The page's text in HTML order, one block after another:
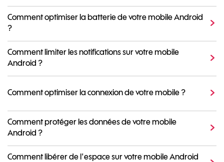
Comment optimiser la batterie de votre mobile Android
?
Comment limiter les notifications sur votre mobile
Android ?
Comment optimiser la connexion de votre mobile ?
Comment protéger les données de votre mobile
Android ?
Comment libérer de l'espace sur votre mobile Android